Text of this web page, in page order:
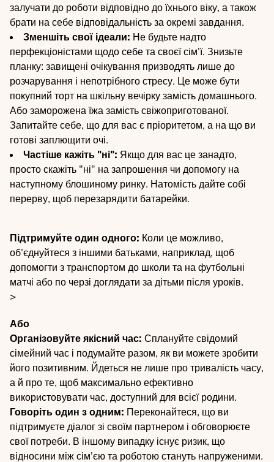
залучати до роботи відповідно до їхнього віку, а також
брати на себе відповідальність за окремі завдання.
Зменшіть свої ідеали: Не будьте надто
перфекціоністами щодо себе та своєї сім'ї. Знизьте
планку: завищені очікування призводять лише до
розчарування і непотрібного стресу. Це може бути
покупний торт на шкільну вечірку замість домашнього.
Або заморожена їжа замість свіжоприготованої.
Запитайте себе, що для вас є пріоритетом, а на що ви
готові заплющити очі.
Частіше кажіть "ні": Якщо для вас це занадто,
просто скажіть "ні" на запрошення чи допомогу на
наступному блошиному ринку. Натомість дайте собі
перерву, щоб перезарядити батарейки.
Підтримуйте один одного: Коли це можливо,
об'єднуйтеся з іншими батьками, наприклад, щоб
допомогти з транспортом до школи та на футбольні
матчі або по черзі доглядати за дітьми після уроків.
>
Або
Організовуйте якісний час: Сплануйте свідомий
сімейний час і подумайте разом, як ви можете зробити
його позитивним. Йдеться не лише про тривалість часу,
а й про те, щоб максимально ефективно
використовувати час, доступний для всієї родини.
Говоріть один з одним: Переконайтеся, що ви
підтримуєте діалог зі своїм партнером і обговорюєте
свої потреби. В іншому випадку існує ризик, що
відносини між сім'єю та роботою стануть напруженими.